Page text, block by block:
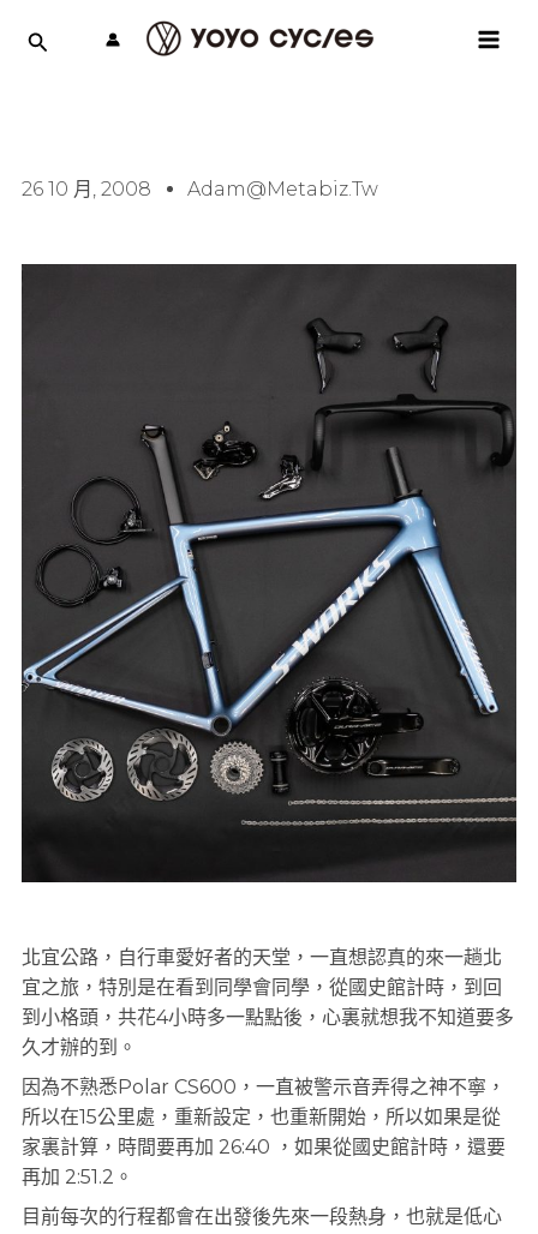
26 10 月, 2008 Adam@metabiz.tw
北宜公路，自行車愛好者的天堂，一直想認真的來一趟北
宜之旅，特別是在看到同學會同學，從國史館計時，到回
到小格頭，共花4小時多一點點後，心裏就想我不知道要多
久才辦的到。
因為不熟悉Polar CS600，一直被警示音弄得之神不寧，
所以在15公里處，重新設定，也重新開始，所以如果是從
家裏計算，時間要再加 26:40 ，如果從國史館計時，還要
再加 2:51.2。
目前每次的行程都會在出發後先來一段熱身，也就是低心